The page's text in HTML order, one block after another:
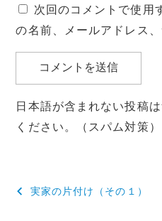
次回のコメントで使用
の名前、メールアドレス、
日本語が含まれない投稿
ください。（スパム対策）
投
実家の片付け（その１）